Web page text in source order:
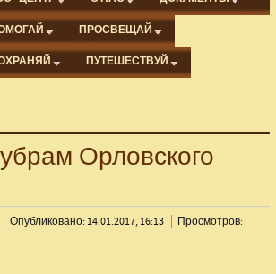
ПРОСВЕЩАЙ
ПУТЕШЕСТВУЙ
Орловского
Опубликовано: 14.01.2017, 16:13
Просмотров: